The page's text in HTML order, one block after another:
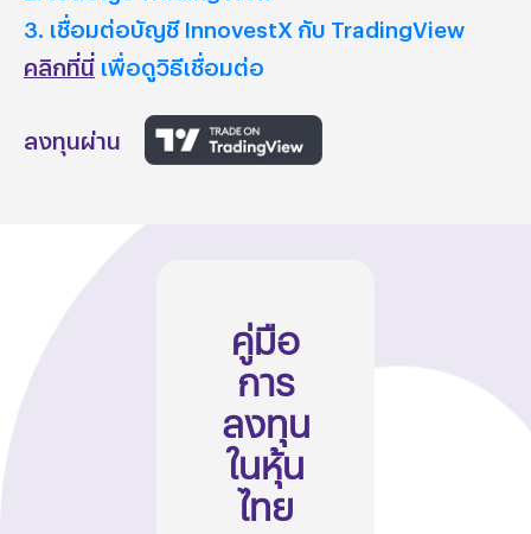
3. เชื่อมต่อบัญชี InnovestX กับ TradingView
คลิกที่นี่ เพื่อดูวิธีเชื่อมต่อ
ลงทุนผ่าน
คู่มือ
การ
ลงทุน
ในหุ้น
ไทย